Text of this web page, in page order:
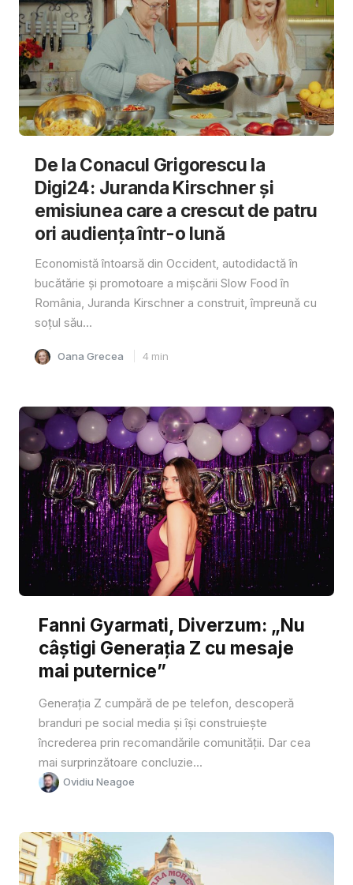
De la Conacul Grigorescu la
Digi24: Juranda Kirschner și
emisiunea care a crescut de patru
ori audiența într-o lună
Economistă întoarsă din Occident, autodidactă în
bucătărie și promotoare a mișcării Slow Food în
România, Juranda Kirschner a construit, împreună cu
soțul său...
Oana Grecea 4 min
Fanni Gyarmati, Diverzum: „Nu
câștigi Generația Z cu mesaje
mai puternice”
Generația Z cumpără de pe telefon, descoperă
branduri pe social media și își construiește
încrederea prin recomandările comunității. Dar cea
mai surprinzătoare concluzie...
Ovidiu Neagoe